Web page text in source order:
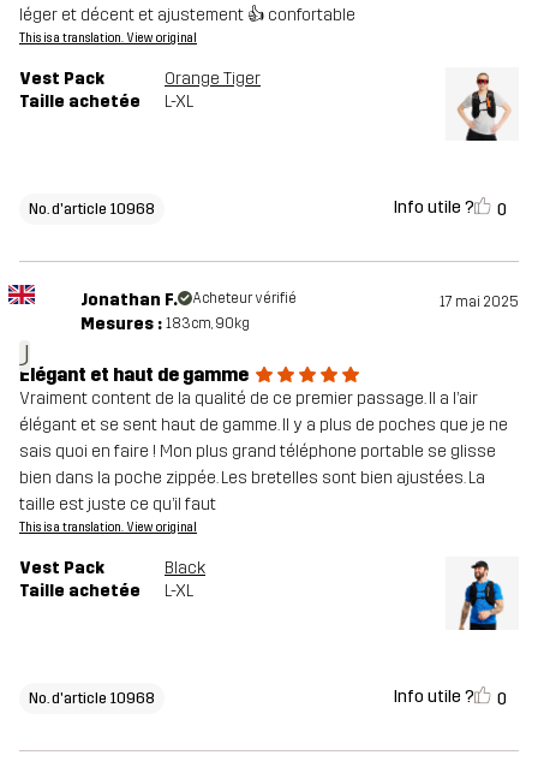
léger et décent et ajustement 👍 confortable
This is a translation. View original
Vest Pack
Orange Tiger
Taille achetée
L-XL
No. d'article 10968 Info utile ? 0
J
Jonathan F. Acheteur vérifié 17 mai 2025
Mesures : 183cm, 90kg
Élégant et haut de gamme
Vraiment content de la qualité de ce premier passage. Il a l’air
élégant et se sent haut de gamme. Il y a plus de poches que je ne
sais quoi en faire ! Mon plus grand téléphone portable se glisse
bien dans la poche zippée. Les bretelles sont bien ajustées. La
taille est juste ce qu’il faut
This is a translation. View original
Vest Pack
Black
Taille achetée
L-XL
No. d'article 10968 Info utile ? 0